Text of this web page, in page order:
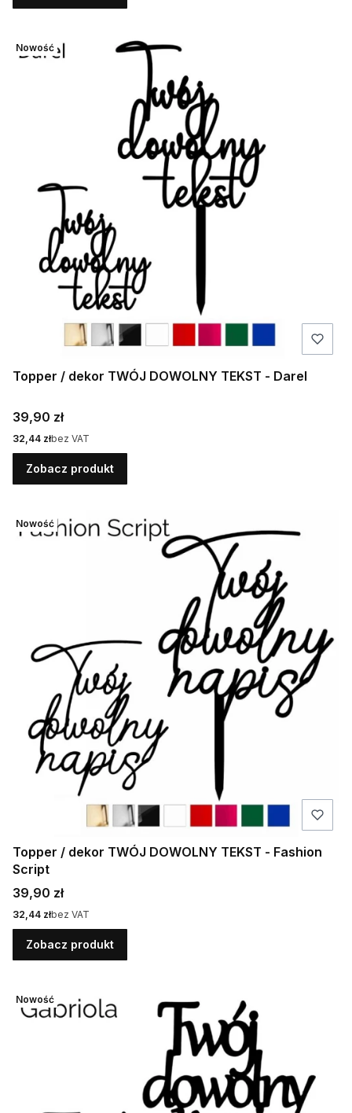
Nowość
Topper / dekor TWÓJ DOWOLNY TEKST - Darel
Cena
39,90 zł
Cena
32,44 złbez VAT
Zobacz produkt
Nowość
Topper / dekor TWÓJ DOWOLNY TEKST - Fashion
Script
Cena
39,90 zł
Cena
32,44 złbez VAT
Zobacz produkt
Nowość